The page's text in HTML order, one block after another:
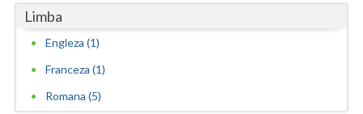
Limba
Engleza (1)
Franceza (1)
Romana (5)